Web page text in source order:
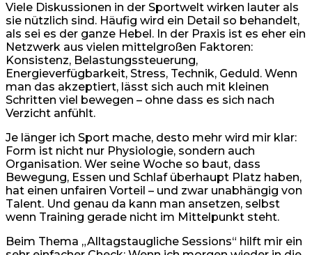
Viele Diskussionen in der Sportwelt wirken lauter als
sie nützlich sind. Häufig wird ein Detail so behandelt,
als sei es der ganze Hebel. In der Praxis ist es eher ein
Netzwerk aus vielen mittelgroßen Faktoren:
Konsistenz, Belastungssteuerung,
Energieverfügbarkeit, Stress, Technik, Geduld. Wenn
man das akzeptiert, lässt sich auch mit kleinen
Schritten viel bewegen – ohne dass es sich nach
Verzicht anfühlt.
Je länger ich Sport mache, desto mehr wird mir klar:
Form ist nicht nur Physiologie, sondern auch
Organisation. Wer seine Woche so baut, dass
Bewegung, Essen und Schlaf überhaupt Platz haben,
hat einen unfairen Vorteil – und zwar unabhängig von
Talent. Und genau da kann man ansetzen, selbst
wenn Training gerade nicht im Mittelpunkt steht.
Beim Thema „Alltagstaugliche Sessions“ hilft mir ein